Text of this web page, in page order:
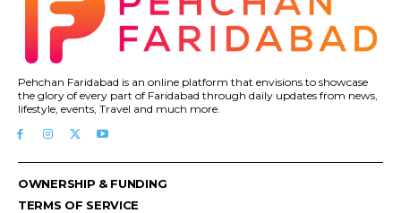
Pehchan Faridabad is an online platform that envisions to showcase
the glory of every part of Faridabad through daily updates from news,
lifestyle, events, Travel and much more.
OWNERSHIP & FUNDING
TERMS OF SERVICE